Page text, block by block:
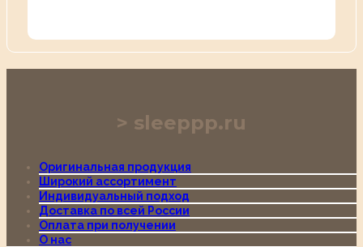
sleeppp.ru
Оригинальная продукция
Широкий ассортимент
Индивидуальный подход
Доставка по всей России
Оплата при получении
О нас